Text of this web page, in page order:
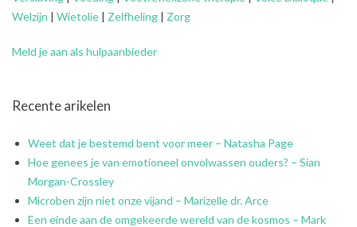
Welzijn | Wietolie | Zelfheling | Zorg
Meld je aan als hulpaanbieder
Recente arikelen
Weet dat je bestemd bent voor meer – Natasha Page
Hoe genees je van emotioneel onvolwassen ouders? – Sian
Morgan-Crossley
Microben zijn niet onze vijand – Marizelle dr. Arce
Een einde aan de omgekeerde wereld van de kosmos – Mark